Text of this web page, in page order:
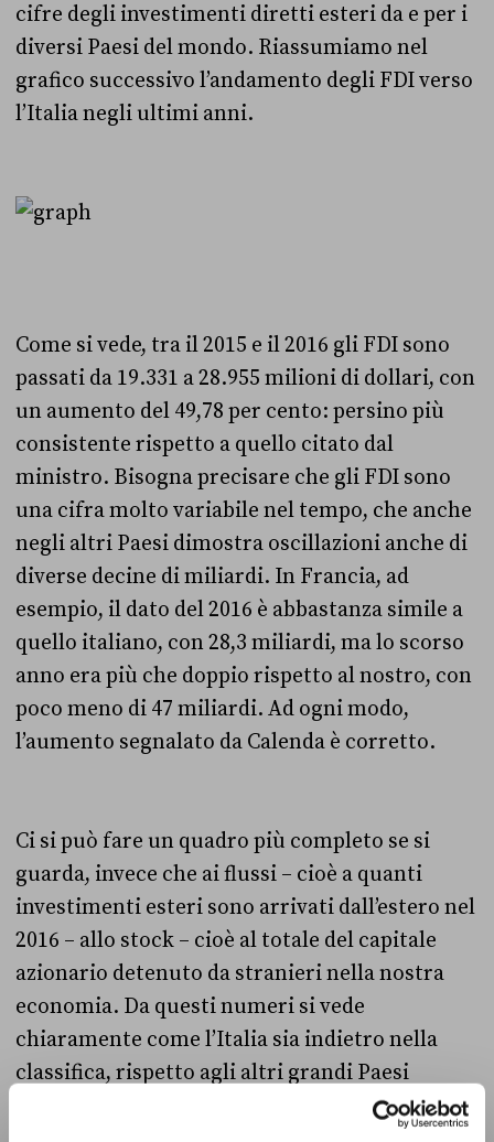
cifre degli investimenti diretti esteri da e per i
diversi Paesi del mondo. Riassumiamo nel
grafico successivo l’andamento degli FDI verso
l’Italia negli ultimi anni.
Come si vede, tra il 2015 e il 2016 gli FDI sono
passati da 19.331 a 28.955 milioni di dollari, con
un aumento del 49,78 per cento: persino più
consistente rispetto a quello citato dal
ministro. Bisogna precisare che gli FDI sono
una cifra molto variabile nel tempo, che anche
negli altri Paesi dimostra oscillazioni anche di
diverse decine di miliardi. In Francia, ad
esempio, il dato del 2016 è abbastanza simile a
quello italiano, con 28,3 miliardi, ma lo scorso
anno era più che doppio rispetto al nostro, con
poco meno di 47 miliardi. Ad ogni modo,
l’aumento segnalato da Calenda è corretto.
Ci si può fare un quadro più completo se si
guarda, invece che ai flussi – cioè a quanti
investimenti esteri sono arrivati dall’estero nel
2016 – allo stock – cioè al totale del capitale
azionario detenuto da stranieri nella nostra
economia. Da questi numeri si vede
chiaramente come l’Italia sia indietro nella
classifica, rispetto agli altri grandi Paesi
i motivi sono